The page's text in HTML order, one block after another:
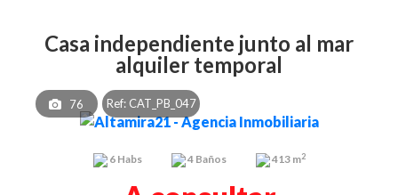
casa independiente junto al mar
alquiler temporal
76 Ref: CAT_PB_047
6Habs 4Baños 413 m2